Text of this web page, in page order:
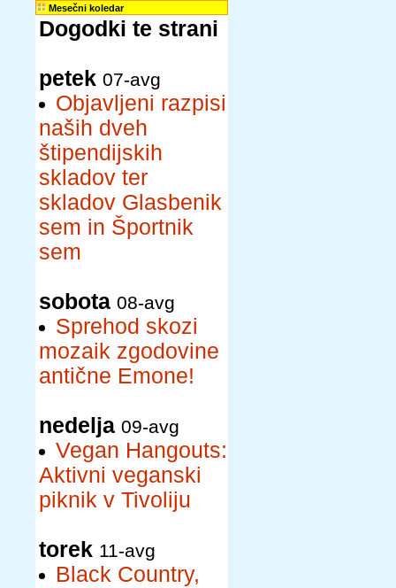
Mesečni koledar
Dogodki te strani
petek 07-avg
Objavljeni razpisi
naših dveh
štipendijskih
skladov ter
skladov Glasbenik
sem in Športnik
sem
sobota 08-avg
Sprehod skozi
mozaik zgodovine
antične Emone!
nedelja 09-avg
Vegan Hangouts:
Aktivni veganski
piknik v Tivoliju
torek 11-avg
Black Country,